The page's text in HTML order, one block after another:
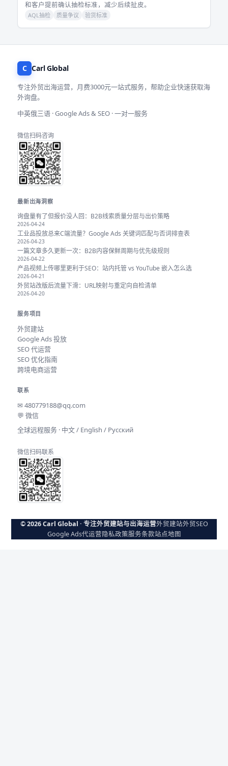
和客户提前确认抽检标准，减少后续扯皮。
AQL抽检 质量争议 验货标准
C Carl Global
专注外贸出海运营，月费3000元一站式服务，帮助企业快速获取海
外询盘。
中英俄三语 · Google Ads & SEO · 一对一服务
微信扫码咨询
最新出海洞察
询盘量有了但报价没人回：B2B线索质量分层与出价策略
2026-04-24
工业品投放总来C端流量？Google Ads 关键词匹配与否词排查表
2026-04-23
一篇文章多久更新一次：B2B内容保鲜周期与优先级规则
2026-04-22
产品视频上传哪里更利于SEO：站内托管 vs YouTube 嵌入怎么选
2026-04-21
外贸站改版后流量下滑：URL映射与重定向自检清单
2026-04-20
服务项目
外贸建站
Google Ads 投放
SEO 代运营
SEO 优化指南
跨境电商运营
联系
✉480779188@qq.com
💬 微信
全球远程服务 · 中文 / English / Русский
微信扫码联系
© 2026 Carl Global · 专注外贸建站与出海运营外贸建站外贸SEO
Google Ads代运营隐私政策服务条款站点地图